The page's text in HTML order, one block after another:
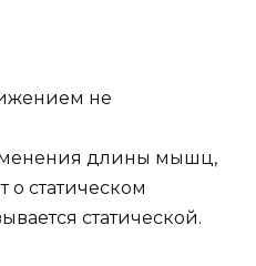
не
длины мышц,
о статическом
статической.